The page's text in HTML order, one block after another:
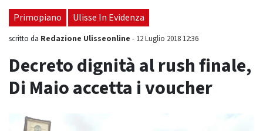
Prima Repubblica"
Primopiano Ulisse In Evidenza
scritto da Redazione Ulisseonline - 12 Luglio 2018 12:36
Decreto dignità al rush finale,
Di Maio accetta i voucher